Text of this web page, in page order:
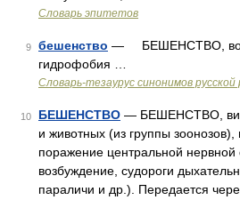
Словарь эпитетов
9 бешенство — БЕШЕНСТВО,
гидрофобия …
Словарь-тезаурус синонимов русской
10 БЕШЕНСТВО — БЕШЕНСТВО,
и животных (из группы
поражение центральной нервной
возбуждение, судороги
параличи и др.). Передается